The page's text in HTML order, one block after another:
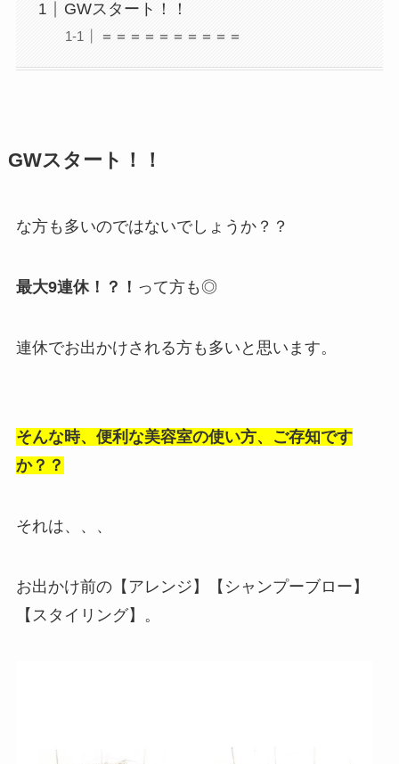
GWスタート！！
＝＝＝＝＝＝＝＝＝＝
GWスタート！！
な方も多いのではないでしょうか？？
最大9連休！？！ って方も◎
連休でお出かけされる方も多いと思います。
そんな時、便利な美容室の使い方、ご存知です
か？？
それは、、、
お出かけ前の【アレンジ】【シャンプーブロー】
【スタイリング】。